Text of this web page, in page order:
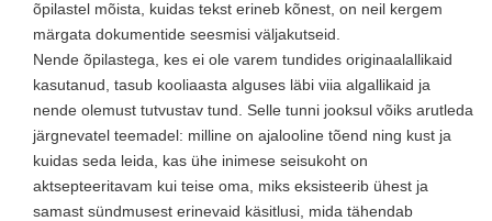
õpilastel mõista, kuidas tekst erineb kõnest, on neil kergem
märgata dokumentide seesmisi väljakutseid.
Nende õpilastega, kes ei ole varem tundides originaalallikaid
kasutanud, tasub kooliaasta alguses läbi viia algallikaid ja
nende olemust tutvustav tund. Selle tunni jooksul võiks arutleda
järgnevatel teemadel: milline on ajalooline tõend ning kust ja
kuidas seda leida, kas ühe inimese seisukoht on
aktsepteeritavam kui teise oma, miks eksisteerib ühest ja
samast sündmusest erinevaid käsitlusi, mida tähendab